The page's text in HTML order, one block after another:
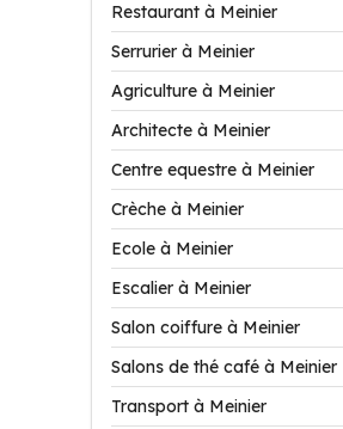
Restaurant à Meinier
Serrurier à Meinier
Agriculture à Meinier
Architecte à Meinier
Centre equestre à Meinier
Crèche à Meinier
Ecole à Meinier
Escalier à Meinier
Salon coiffure à Meinier
Salons de thé café à Meinier
Transport à Meinier